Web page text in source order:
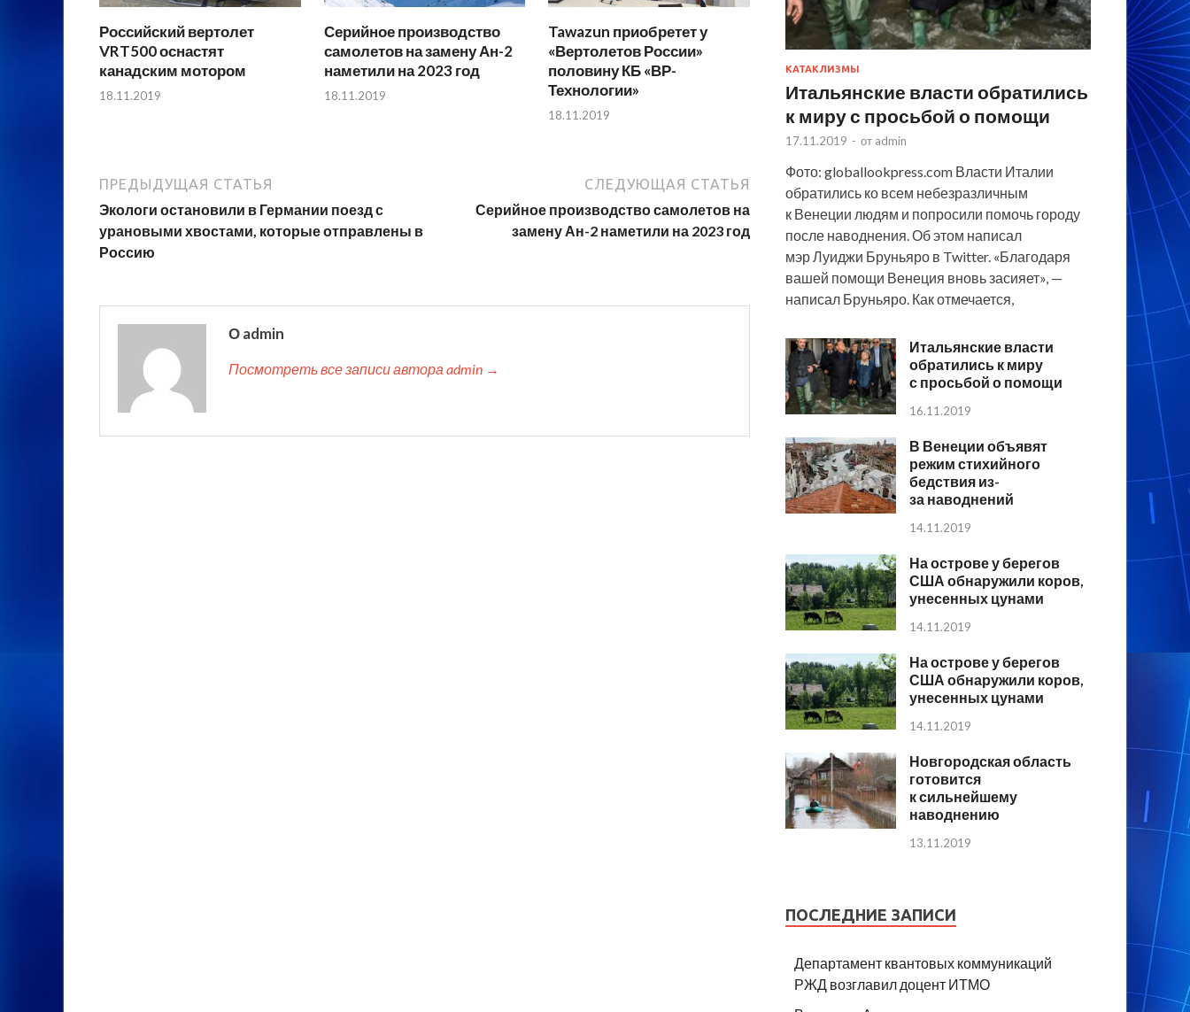
Российский вертолет
VRT500 оснастят
канадским мотором
18.11.2019
Серийное производство
самолетов на замену Ан-2
наметили на 2023 год
18.11.2019
Tawazun приобретет у
«Вертолетов России»
половину КБ «ВР-
Технологии»
18.11.2019
ПРЕДЫДУЩАЯ СТАТЬЯ
Экологи остановили в Германии поезд с
урановыми хвостами, которые отправлены в
Россию
СЛЕДУЮЩАЯ СТАТЬЯ
Серийное производство самолетов на
замену Ан-2 наметили на 2023 год
О admin
Посмотреть все записи автора admin →
КАТАКЛИЗМЫ
Итальянские власти обратились
к миру с просьбой о помощи
17.11.2019 - от admin
Фото: globallookpress.com Власти Италии
обратились ко всем небезразличным
к Венеции людям и попросили помочь городу
после наводнения. Об этом написал
мэр Луиджи Бруньяро в Twitter. «Благодаря
вашей помощи Венеция вновь засияет», —
написал Бруньяро. Как отмечается,
Итальянские власти
обратились к миру
с просьбой о помощи
16.11.2019
В Венеции объявят
режим стихийного
бедствия из-
за наводнений
14.11.2019
На острове у берегов
США обнаружили коров,
унесенных цунами
14.11.2019
На острове у берегов
США обнаружили коров,
унесенных цунами
14.11.2019
Новгородская область
готовится
к сильнейшему
наводнению
13.11.2019
ПОСЛЕДНИЕ ЗАПИСИ
Департамент квантовых коммуникаций
РЖД возглавил доцент ИТМО